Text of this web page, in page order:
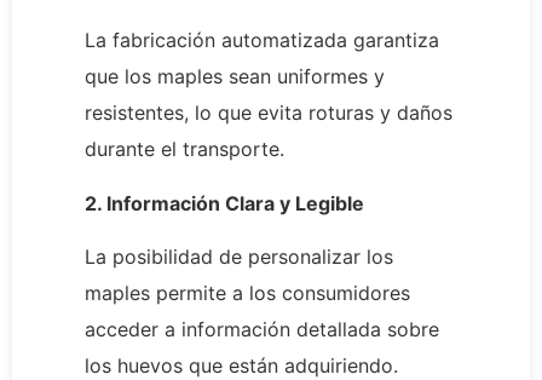
La fabricación automatizada garantiza
que los maples sean uniformes y
resistentes, lo que evita roturas y daños
durante el transporte.
2. Información Clara y Legible
La posibilidad de personalizar los
maples permite a los consumidores
acceder a información detallada sobre
los huevos que están adquiriendo.